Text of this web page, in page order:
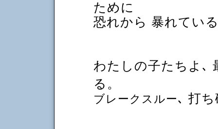
ために
恐れから 暴れてい
わたしの子たちよ､
る。
ブレークスルー､ 打